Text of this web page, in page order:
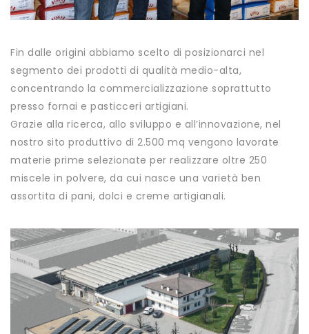
Fin dalle origini abbiamo scelto di posizionarci nel
segmento dei prodotti di qualità medio-alta,
concentrando la commercializzazione soprattutto
presso fornai e pasticceri artigiani.
Grazie alla ricerca, allo sviluppo e all’innovazione, nel
nostro sito produttivo di 2.500 mq vengono lavorate
materie prime selezionate per realizzare oltre 250
miscele in polvere, da cui nasce una varietà ben
assortita di pani, dolci e creme artigianali.